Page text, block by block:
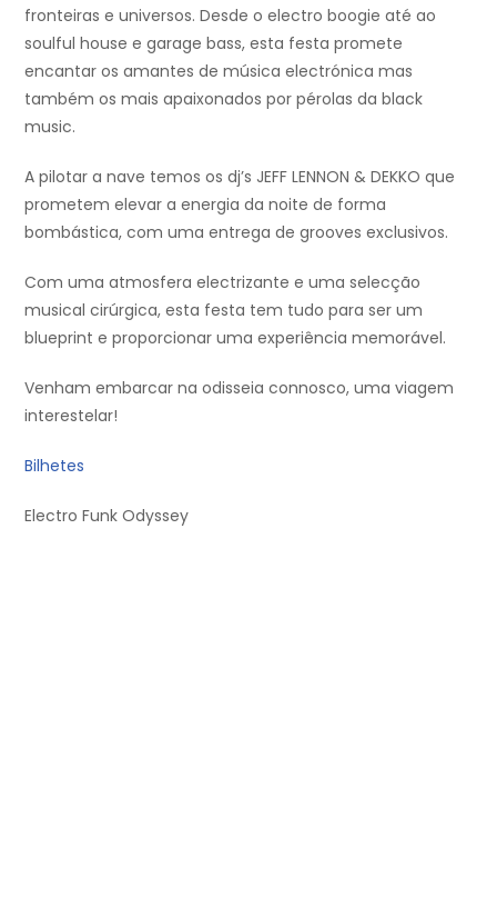
fronteiras e universos. Desde o electro boogie até ao
soulful house e garage bass, esta festa promete
encantar os amantes de música electrónica mas
também os mais apaixonados por pérolas da black
music.
A pilotar a nave temos os dj’s JEFF LENNON & DEKKO que
prometem elevar a energia da noite de forma
bombástica, com uma entrega de grooves exclusivos.
Com uma atmosfera electrizante e uma selecção
musical cirúrgica, esta festa tem tudo para ser um
blueprint e proporcionar uma experiência memorável.
Venham embarcar na odisseia connosco, uma viagem
interestelar!
Bilhetes
Electro Funk Odyssey